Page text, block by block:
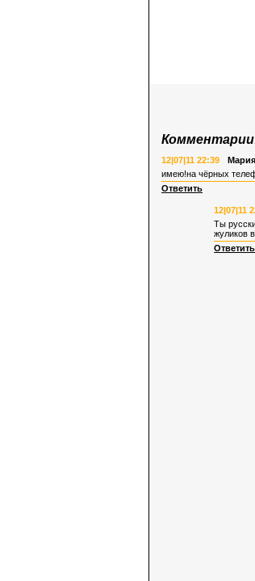
12|07|11 22:39
Мария
имею!на чёрных
Ответить
12|07|11
Ты
жуликов
Ответить